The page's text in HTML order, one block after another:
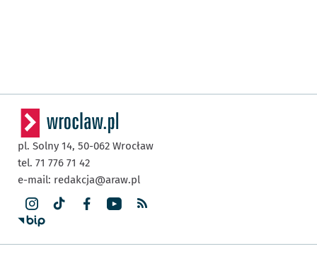
pl. Solny 14, 50-062 Wrocław
tel. 71 776 71 42
e-mail: redakcja@araw.pl